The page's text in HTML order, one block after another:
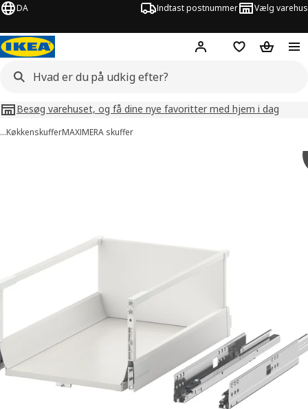
DA Indtast postnummer Vælg varehus
Hej! Log ind her
Huskeliste
Kurv
Besøg varehuset, og få dine nye favoritter med hjem i dag
…KøkkenskufferMAXIMERA skuffer